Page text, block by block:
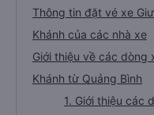
Thông tin đặt vé xe
Khánh của các nhà xe
Giới thiệu về các dòng
Khánh từ Quảng Bình
1. Giới thiệu các